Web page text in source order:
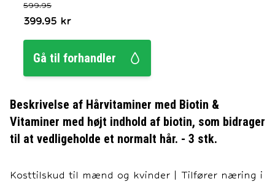
599.95
399.95 kr
Gå til forhandler
Beskrivelse af Hårvitaminer med Biotin &
Vitaminer med højt indhold af biotin, som bidrager
til at vedligeholde et normalt hår. - 3 stk.
Kosttilskud til mænd og kvinder | Tilfører næring i